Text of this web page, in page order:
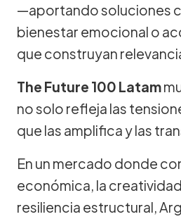
—aportando soluciones
bienestar emocional o
que construyan
The Future 100 Latam
no solo refleja las
que las amplifica y las
En un mercado donde
económica, la
resiliencia estructural,